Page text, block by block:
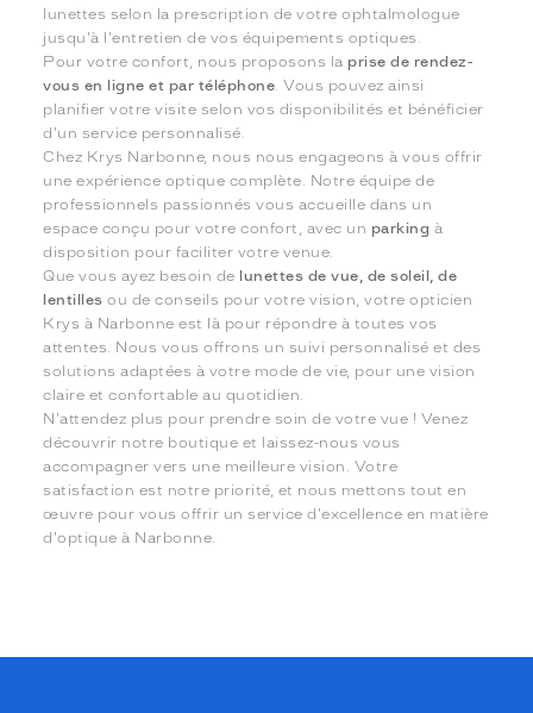
lunettes selon la prescription de votre ophtalmologue
jusqu'à l'entretien de vos équipements optiques.
Pour votre confort, nous proposons la prise de rendez-
vous en ligne et par téléphone . Vous pouvez ainsi
planifier votre visite selon vos disponibilités et bénéficier
d'un service personnalisé.
Chez Krys Narbonne, nous nous engageons à vous offrir
une expérience optique complète. Notre équipe de
professionnels passionnés vous accueille dans un
espace conçu pour votre confort, avec un parking à
disposition pour faciliter votre venue.
Que vous ayez besoin de lunettes de vue, de soleil, de
lentilles ou de conseils pour votre vision, votre opticien
Krys à Narbonne est là pour répondre à toutes vos
attentes. Nous vous offrons un suivi personnalisé et des
solutions adaptées à votre mode de vie, pour une vision
claire et confortable au quotidien.
N'attendez plus pour prendre soin de votre vue ! Venez
découvrir notre boutique et laissez-nous vous
accompagner vers une meilleure vision. Votre
satisfaction est notre priorité, et nous mettons tout en
œuvre pour vous offrir un service d'excellence en matière
d'optique à Narbonne.